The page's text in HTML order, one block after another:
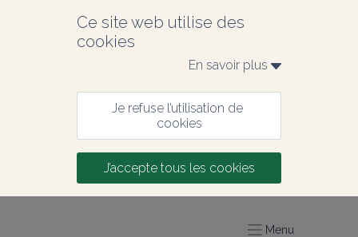
Ce site web utilise des
cookies
En savoir plus
Je refuse l’utilisation de
cookies
J’accepte tous les cookies
Menu